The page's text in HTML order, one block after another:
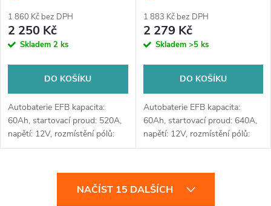
výkup staré baterie při doručení
nebo v prodejně Jinočany
1 860 Kč bez DPH
2 250 Kč
Skladem 2 ks
DO KOŠÍKU
Autobaterie EFB kapacita:
60Ah, startovací proud: 520A,
napětí: 12V, rozmístění pólů:
levá, rozměry: 230 x 173 x 222,
systémem Start-Stop nebo se...
výkup staré baterie při doručení
nebo v prodejně Jinočany
1 883 Kč bez DPH
2 279 Kč
Skladem >5 ks
DO KOŠÍKU
Autobaterie EFB kapacita:
60Ah, startovací proud: 640A,
napětí: 12V, rozmístění pólů:
pravá, rozměry: 242 x 175 x
se systémem Start-Stop nebo
se...
NAČÍST 15 DALŠÍCH